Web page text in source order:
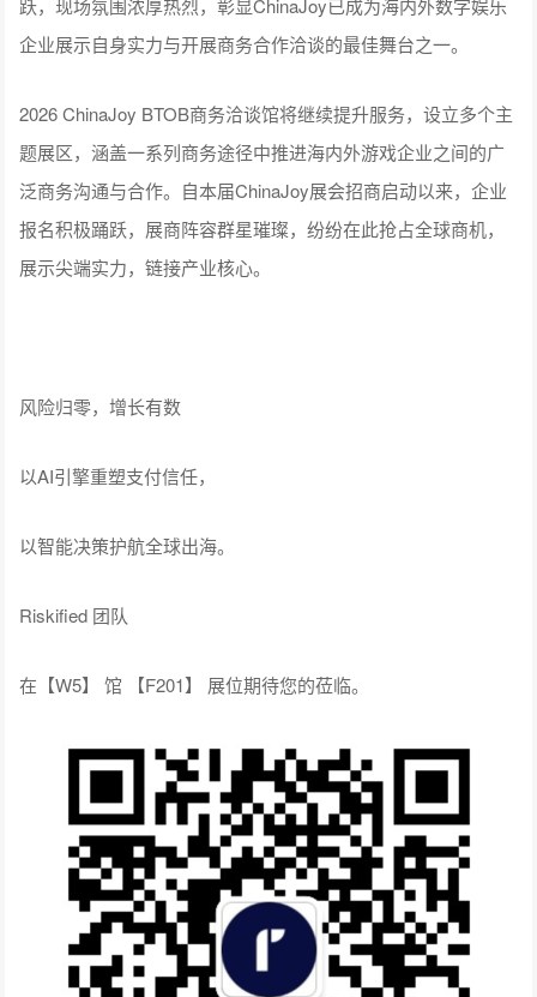
跃，现场氛围浓厚热烈，彰显ChinaJoy已成为海内外数字娱乐
企业展示自身实力与开展商务合作洽谈的最佳舞台之一。
2026 ChinaJoy BTOB商务洽谈馆将继续提升服务，设立多个主
题展区，涵盖一系列商务途径中推进海内外游戏企业之间的广
泛商务沟通与合作。自本届ChinaJoy展会招商启动以来，企业
报名积极踊跃，展商阵容群星璀璨，纷纷在此抢占全球商机，
展示尖端实力，链接产业核心。
风险归零，增长有数
以AI引擎重塑支付信任，
以智能决策护航全球出海。
Riskified 团队
在【W5】 馆 【F201】 展位期待您的莅临。